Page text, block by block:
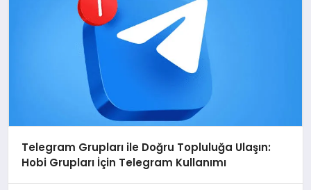
Telegram Grupları ile Doğru Topluluğa Ulaşın:
Hobi Grupları İçin Telegram Kullanımı